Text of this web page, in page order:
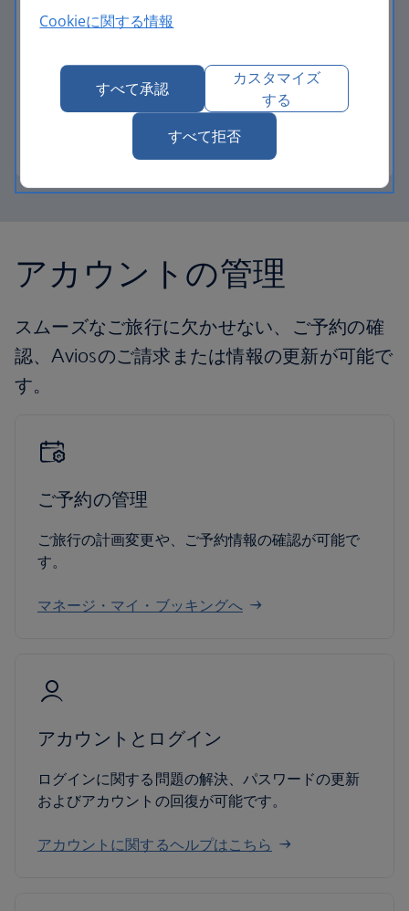
特別なお手伝いが必要なお客様
ていただけます。
お体の不自由なお客様へのお手伝いをご依頼い
アカウントの管理
スムーズなご旅行に欠かせない、ご予約の確
認、Aviosのご請求または情報の更新が可能で
す。
ご予約の管理
ご旅行の計画変更や、ご予約情報の確認が可能で
す。
マネージ・マイ・ブッキングへ
アカウントとログイン
ログインに関する問題の解決、パスワードの更新
およびアカウントの回復が可能です。
アカウントに関するヘルプはこちら
Cookieに関する情報
すべて承認
カスタマイズ
する
すべて拒否